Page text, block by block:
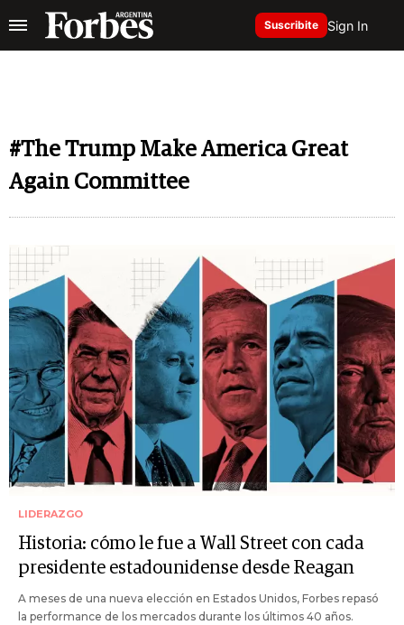
Suscribite Sign In
#The Trump Make America Great
Again Committee
LIDERAZGO
Historia: cómo le fue a Wall Street con cada
presidente estadounidense desde Reagan
A meses de una nueva elección en Estados Unidos, Forbes repasó
la performance de los mercados durante los últimos 40 años.